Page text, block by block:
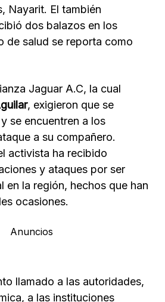
Nayarit. El también
dos balazos en los
de salud se reporta como
Jaguar A.C, la cual
, exigieron que se
se encuentren a los
a su compañero.
activista ha recibido
y ataques por ser
en la región, hechos que han
ocasiones.
Anuncios
llamado a las autoridades,
a las instituciones